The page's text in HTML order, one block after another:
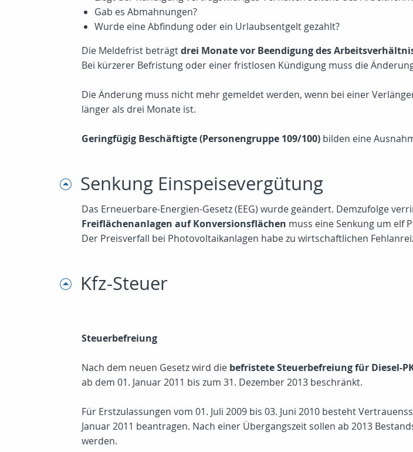
Gab es Abmahnungen?
Wurde eine Abfindung oder ein Urlaubsentgelt gezahlt?
Die Meldefrist beträgtdrei Monate vor Beendigung des
Bei kürzerer Befristung oder einer fristlosen Kündigung muss die
Die Änderung muss nicht mehr gemeldet werden, wenn bei einer
länger als drei Monate ist.
Geringfügig Beschäftigte (Personengruppe 109/100) bilden eine
Senkung Einspeisevergütung
Das Erneuerbare-Energien-Gesetz (EEG) wurde geändert. Demzufolge
Freiflächenanlagen auf Konversionsflächen muss eine Senkung um elf
Der Preisverfall bei Photovoltaikanlagen habe zu wirtschaftlichen
Kfz-Steuer
Steuerbefreiung
Nach dem neuen Gesetz wird die befristete Steuerbefreiung für Diesel-
ab dem 01. Januar 2011 bis zum 31. Dezember 2013 beschränkt.
Für Erstzulassungen vom 01. Juli 2009 bis 03. Juni 2010 besteht
Januar 2011 beantragen. Nach einer Übergangszeit sollen ab 2013
werden.